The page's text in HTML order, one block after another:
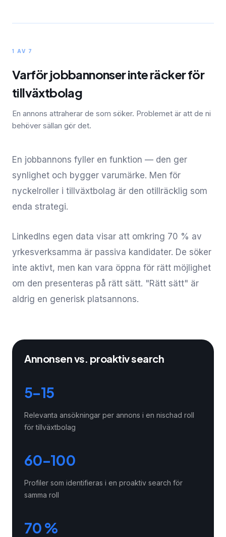
1 AV 7
Varför jobbannonser inte räcker för
tillväxtbolag
En annons attraherar de som söker. Problemet är att de ni
behöver sällan gör det.
En jobbannons fyller en funktion — den ger
synlighet och bygger varumärke. Men för
nyckelroller i tillväxtbolag är den otillräcklig som
enda strategi.
LinkedIns egen data visar att omkring 70 % av
yrkesverksamma är passiva kandidater. De söker
inte aktivt, men kan vara öppna för rätt möjlighet
om den presenteras på rätt sätt. "Rätt sätt" är
aldrig en generisk platsannons.
Annonsen vs. proaktiv search
5–15
Relevanta ansökningar per annons i en nischad roll
för tillväxtbolag
60–100
Profiler som identifieras i en proaktiv search för
samma roll
70 %